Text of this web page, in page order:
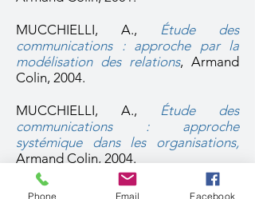
MUCCHIELLI, A., Étude des
communications : approche par la
modélisation des relations, Armand
Colin, 2004.
MUCCHIELLI, A., Étude des
communications : approche
systémique dans les organisations,
Armand Colin, 2004.
MUCCHIELLI, A.,
Étude des
Phone Email Facebook